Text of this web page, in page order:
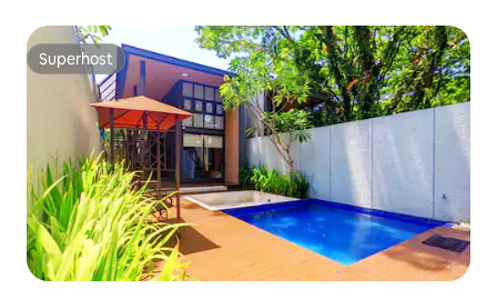
Superhost
Superhost